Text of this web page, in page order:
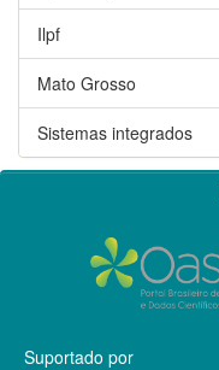
Ilpf
Mato Grosso
Sistemas integrados
Suportado por